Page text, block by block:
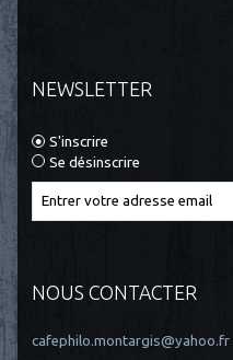
NEWSLETTER
S'inscrire
Se désinscrire
NOUS CONTACTER
cafephilo.montargis@yahoo.fr